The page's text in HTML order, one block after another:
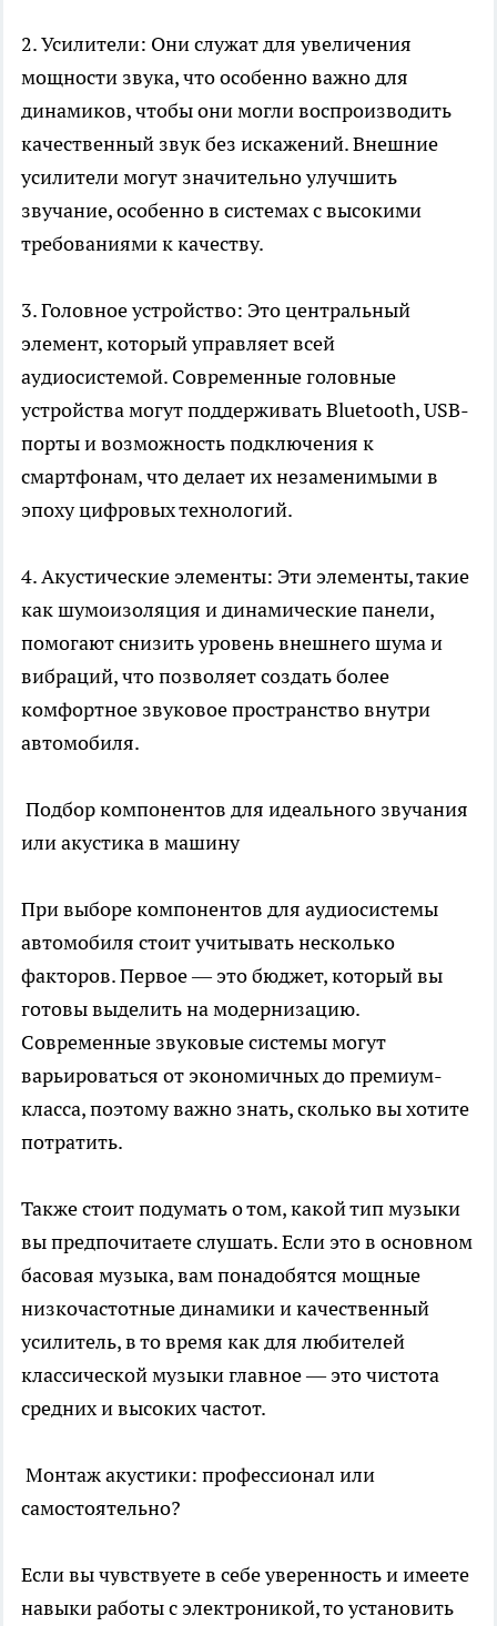
2. Усилители: Они служат для увеличения
мощности звука, что особенно важно для
динамиков, чтобы они могли воспроизводить
качественный звук без искажений. Внешние
усилители могут значительно улучшить
звучание, особенно в системах с высокими
требованиями к качеству.
3. Головное устройство: Это центральный
элемент, который управляет всей
аудиосистемой. Современные головные
устройства могут поддерживать Bluetooth, USB-
порты и возможность подключения к
смартфонам, что делает их незаменимыми в
эпоху цифровых технологий.
4. Акустические элементы: Эти элементы, такие
как шумоизоляция и динамические панели,
помогают снизить уровень внешнего шума и
вибраций, что позволяет создать более
комфортное звуковое пространство внутри
автомобиля.
Подбор компонентов для идеального звучания
илиакустика в машину
При выборе компонентов для аудиосистемы
автомобиля стоит учитывать несколько
факторов. Первое — это бюджет, который вы
готовы выделить на модернизацию.
Современные звуковые системы могут
варьироваться от экономичных до премиум-
класса, поэтому важно знать, сколько вы хотите
потратить.
Также стоит подумать о том, какой тип музыки
вы предпочитаете слушать. Если это в основном
басовая музыка, вам понадобятся мощные
низкочастотные динамики и качественный
усилитель, в то время как для любителей
классической музыки главное — это чистота
средних и высоких частот.
Монтаж акустики: профессионал или
самостоятельно?
Если вы чувствуете в себе уверенность и имеете
навыки работы с электроникой, то установить